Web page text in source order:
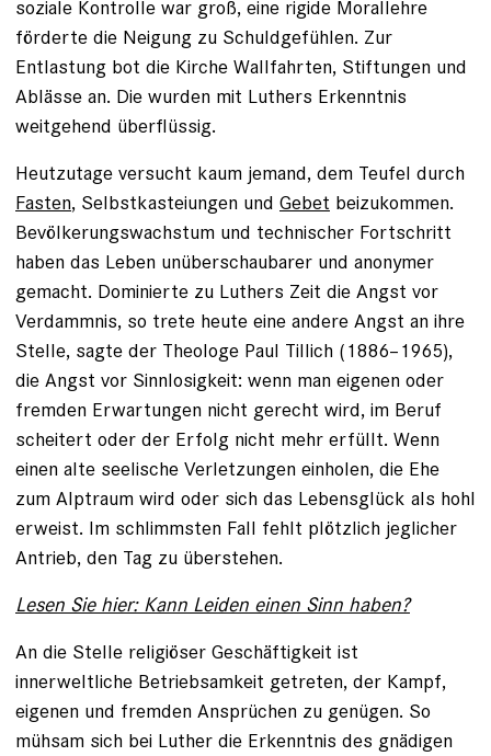
soziale Kontrolle war groß, eine rigide Morallehre
förderte die Neigung zu Schuldgefühlen. Zur
Entlastung bot die Kirche Wallfahrten, Stiftungen und
Ablässe an. Die wurden mit Luthers Erkenntnis
weitgehend überflüssig.
Heutzutage versucht kaum jemand, dem Teufel durch
Fasten, Selbstkasteiungen und Gebet beizukommen.
Bevölkerungswachstum und technischer Fortschritt
haben das Leben unüberschaubarer und anonymer
gemacht. Dominierte zu Luthers Zeit die Angst vor
Verdammnis, so trete heute eine andere Angst an ihre
Stelle, sagte der Theo­loge Paul Tillich (1886–1965),
die Angst vor Sinnlosigkeit: wenn man eigenen oder
fremden Erwartungen nicht gerecht wird, im Beruf
scheitert oder der Erfolg nicht mehr erfüllt. Wenn
einen alte seelische Verletzungen einholen, die Ehe
zum Alptraum wird oder sich das Lebensglück als hohl
erweist. Im schlimms­ten Fall fehlt plötzlich jeglicher
Antrieb, den Tag zu überstehen.
Lesen Sie hier: Kann Leiden einen Sinn haben?
An die Stelle religiöser Geschäftigkeit ist
innerweltliche Betriebsamkeit getreten, der Kampf,
eigenen und fremden Ansprüchen zu genügen. So
mühsam sich bei Luther die Erkenntnis des gnädigen